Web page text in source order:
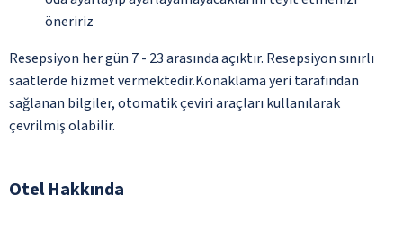
öneririz
Resepsiyon her gün 7 - 23 arasında açıktır. Resepsiyon sınırlı
saatlerde hizmet vermektedir.Konaklama yeri tarafından
sağlanan bilgiler, otomatik çeviri araçları kullanılarak
çevrilmiş olabilir.
Otel Hakkında